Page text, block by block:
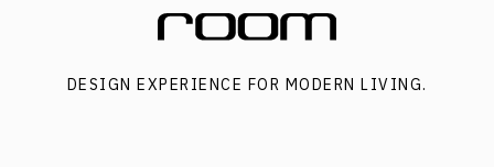
DESIGN EXPERIENCE FOR MODERN LIVING.